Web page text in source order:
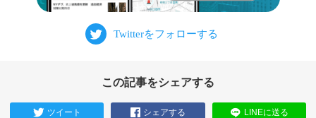
この記事をシェアする
ツイート シェアする LINEに送る